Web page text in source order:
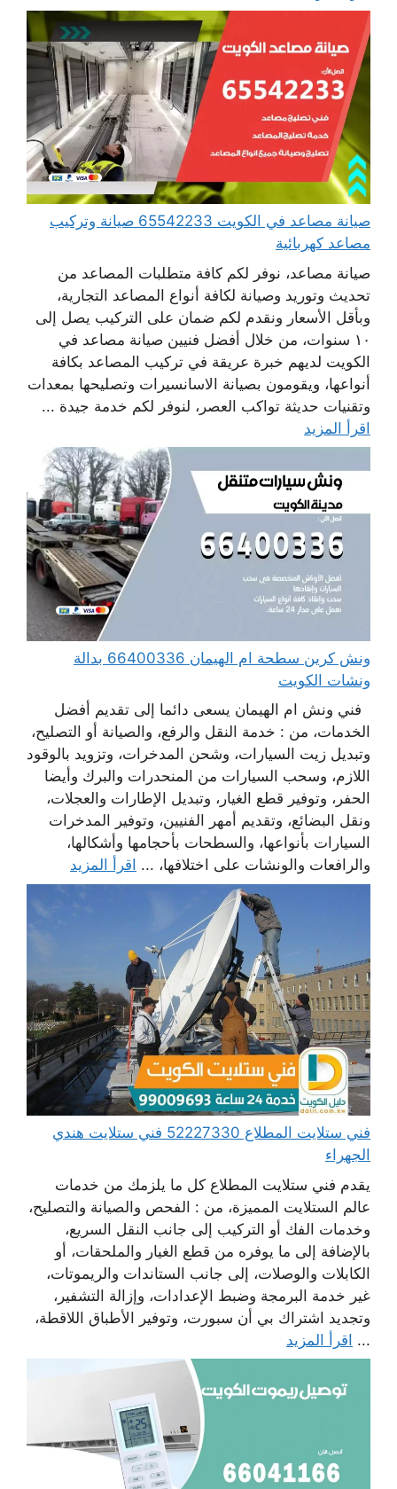
صيانة مصاعد في الكويت 65542233 صيانة وتركيب
مصاعد كهربائية
صيانة مصاعد، نوفر لكم كافة متطلبات المصاعد من
تحديث وتوريد وصيانة لكافة أنواع المصاعد التجارية،
وبأقل الأسعار ونقدم لكم ضمان على التركيب يصل إلى
١٠ سنوات، من خلال أفضل فنيين صيانة مصاعد في
الكويت لديهم خبرة عريقة في تركيب المصاعد بكافة
أنواعها، ويقومون بصيانة الاسانسيرات وتصليحها بمعدات
وتقنيات حديثة تواكب العصر، لنوفر لكم خدمة جيدة ...
اقرأ المزيد
ونش كرين سطحة ام الهيمان 66400336 بدالة
ونشات الكويت
فني ونش ام الهيمان يسعى دائما إلى تقديم أفضل
الخدمات، من : خدمة النقل والرفع، والصيانة أو التصليح،
وتبديل زيت السيارات، وشحن المدخرات، وتزويد بالوقود
اللازم، وسحب السيارات من المنحدرات والبرك وأيضا
الحفر، وتوفير قطع الغيار، وتبديل الإطارات والعجلات،
ونقل البضائع، وتقديم أمهر الفنيين، وتوفير المدخرات
السيارات بأنواعها، والسطحات بأحجامها وأشكالها،
والرافعات والونشات على اختلافها، ... اقرأ المزيد
فني ستلايت المطلاع 52227330 فني ستلايت هندي
الجهراء
يقدم فني ستلايت المطلاع كل ما يلزمك من خدمات
عالم الستلايت المميزة، من : الفحص والصيانة والتصليح،
وخدمات الفك أو التركيب إلى جانب النقل السريع،
بالإضافة إلى ما يوفره من قطع الغيار والملحقات، أو
الكابلات والوصلات، إلى جانب الستاندات والريموتات،
غير خدمة البرمجة وضبط الإعدادات، وإزالة التشفير،
وتجديد اشتراك بي أن سبورت، وتوفير الأطباق اللاقطة،
... اقرأ المزيد